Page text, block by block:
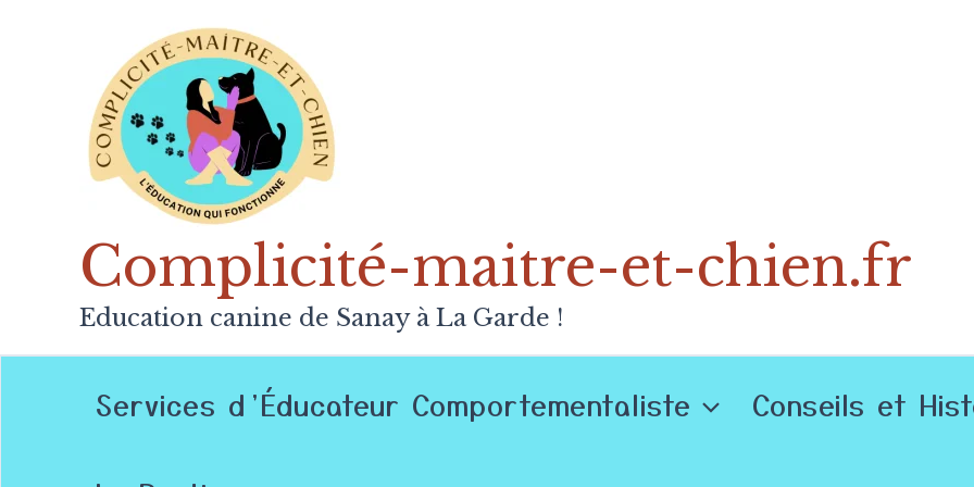
Complicité-maitre-et-chien.fr
Education canine de Sanay à La Garde !
Services d’Éducateur Comportementaliste Conseils et